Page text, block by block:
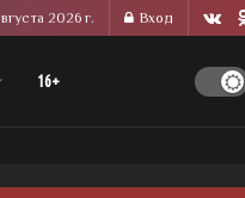
2026 г. Вход
16+